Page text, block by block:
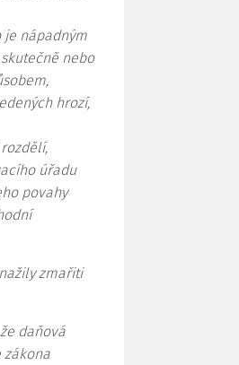
nápadným
nebo
hrozí,
úřadu
povahy
zmařiti
daňová
zákona